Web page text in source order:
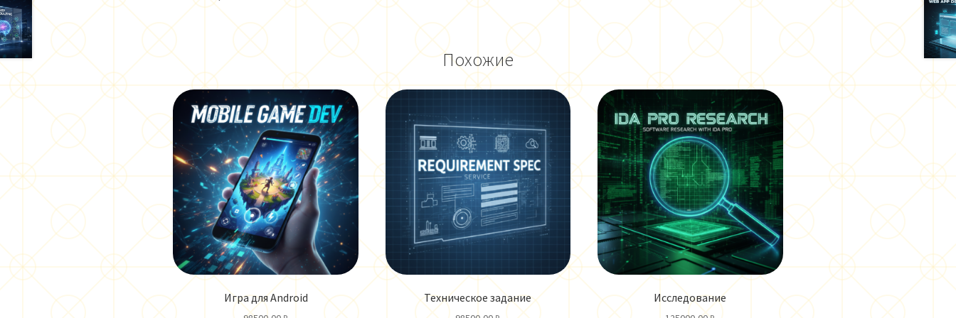
Похожие
Игра для Android Техническое задание Исследование